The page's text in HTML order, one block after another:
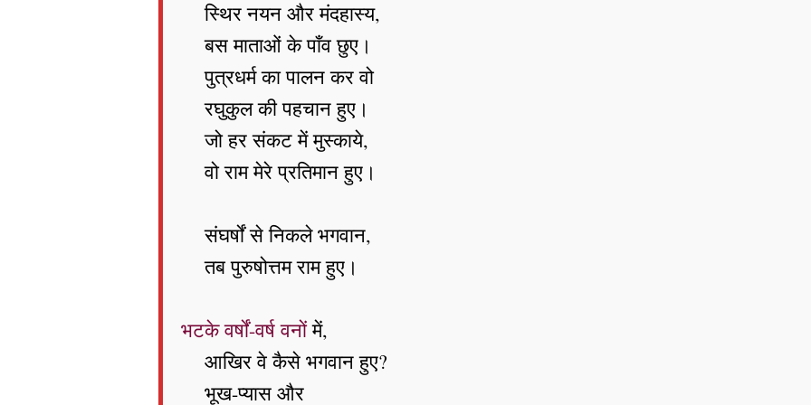
स्थिर नयन और मंदहास्य,
बस माताओं के पाँव छुए।
पुत्रधर्म का पालन कर वो
रघुकुल की पहचान हुए।
जो हर संकट में मुस्काये,
वो राम मेरे प्रतिमान हुए।
संघर्षों से निकले भगवान,
तब पुरुषोत्तम राम हुए।
भटके वर्षों-वर्ष वनोंमें,
आखिर वे कैसे भगवान हुए?
भूख-प्यास और